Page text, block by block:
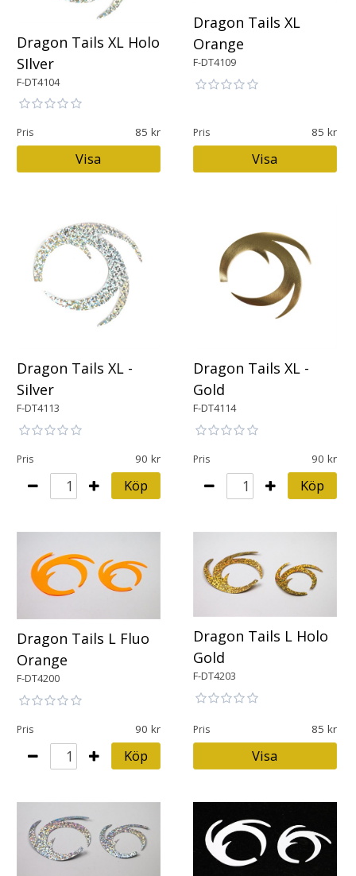
Dragon Tails XL Holo
SIlver
F-DT4104
Pris 85
Visa
Dragon Tails XL
Orange
F-DT4109
Pris 85
Visa
Dragon Tails XL -
Silver
F-DT4113
Pris 90
Köp
Dragon Tails XL -
Gold
F-DT4114
Pris 90
Köp
Dragon Tails L Fluo
Orange
F-DT4200
Pris 90
Köp
Dragon Tails L Holo
Gold
F-DT4203
Pris 85
Visa